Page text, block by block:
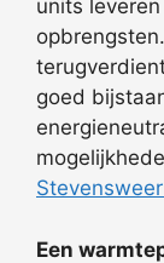
units
goed
Een